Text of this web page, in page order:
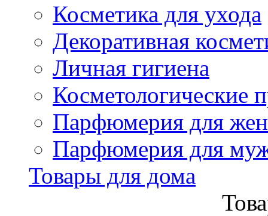
Косметика для ухода
Декоративная
Личная гигиена
Косметологические
Парфюмерия для
Парфюмерия для
Товары для дома